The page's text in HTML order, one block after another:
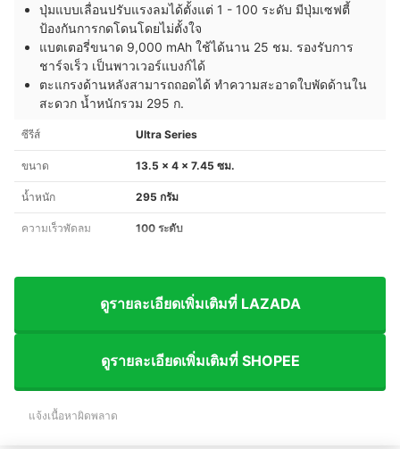
ปุ่มแบบเลื่อนปรับแรงลมได้ตั้งแต่ 1 - 100 ระดับ มีปุ่มเซฟตี้
ป้องกันการกดโดนโดยไม่ตั้งใจ
แบตเตอรี่ขนาด 9,000 mAh ใช้ได้นาน 25 ชม. รองรับการ
ชาร์จเร็ว เป็นพาวเวอร์แบงก์ได้
ตะแกรงด้านหลังสามารถถอดได้ ทำความสะอาดใบพัดด้านใน
สะดวก น้ำหนักรวม 295 ก.
ซีรีส์ Ultra Series
ขนาด 13.5 x 4 x 7.45 ซม.
น้ำหนัก 295 กรัม
ความเร็วพัดลม 100 ระดับ
ดูรายละเอียดเพิ่มเติมที่ LAZADA
ดูรายละเอียดเพิ่มเติมที่ SHOPEE
แจ้งเนื้อหาผิดพลาด